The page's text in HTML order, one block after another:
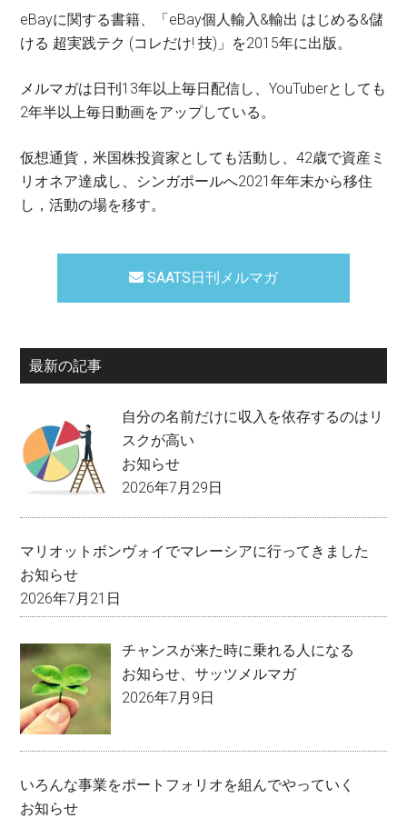
eBayに関する書籍、「eBay個人輸入&輸出 はじめる&儲
ける 超実践テク (コレだけ! 技)」を2015年に出版。
メルマガは日刊13年以上毎日配信し、YouTuberとしても
2年半以上毎日動画をアップしている。
仮想通貨，米国株投資家としても活動し、42歳で資産ミ
リオネア達成し、シンガポールへ2021年年末から移住
し，活動の場を移す。
SAATS日刊メルマガ
最新の記事
自分の名前だけに収入を依存するのはリ
スクが高い
お知らせ
2026年7月29日
マリオットボンヴォイでマレーシアに行ってきました
お知らせ
2026年7月21日
チャンスが来た時に乗れる人になる
お知らせ、サッツメルマガ
2026年7月9日
いろんな事業をポートフォリオを組んでやっていく
お知らせ